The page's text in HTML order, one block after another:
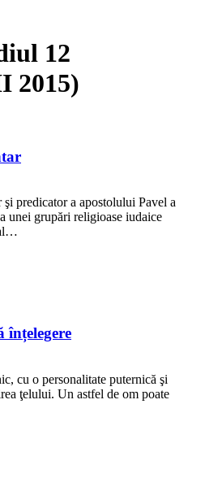
12
2015)
predicator a apostolului Pavel a
unei grupări religioase iudaice
înțelegere
cu o personalitate puternică şi
ţelului. Un astfel de om poate